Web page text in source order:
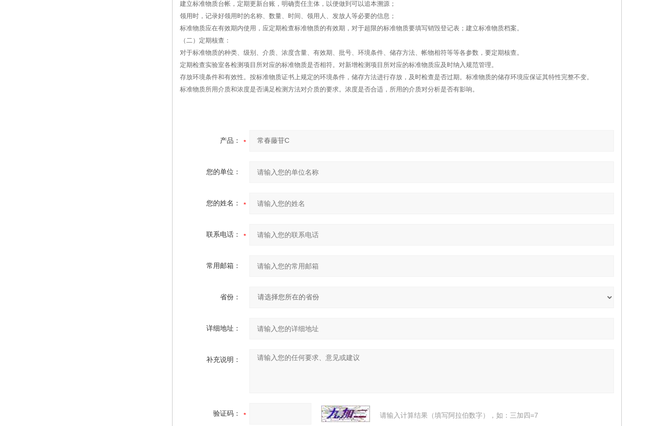
建立标准物质台帐，定期更新台账，明确责任主体，以便做到可以追本溯源；
领用时，记录好领用时的名称、数量、时间、领用人、发放人等必要的信息；
标准物质应在有效期内使用，应定期检查标准物质的有效期，对于超限的标准物质要填写销毁登记表；建立标准物质档案。
（二）定期核查：
对于标准物质的种类、级别、介质、浓度含量、有效期、批号、环境条件、储存方法、帐物相符等等各参数，要定期核查。
定期检查实验室各检测项目所对应的标准物质是否相符。对新增检测项目所对应的标准物质应及时纳入规范管理。
存放环境条件和有效性。按标准物质证书上规定的环境条件，储存方法进行存放，及时检查是否过期。标准物质的储存环境应保证其特性完整不变。
标准物质所用介质和浓度是否满足检测方法对介质的要求。浓度是否合适，所用的介质对分析是否有影响。
产品：
您的单位：
您的姓名：
联系电话：
常用邮箱：
省份：
详细地址：
补充说明：
验证码： 请输入计算结果（填写阿拉伯数字），如：三加四=7